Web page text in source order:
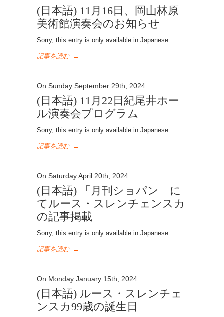
(日本語) 11月16日、岡山林原
美術館演奏会のお知らせ
Sorry, this entry is only available in Japanese.
記事を読む →
On Sunday September 29th, 2024
(日本語) 11月22日紀尾井ホー
ル演奏会プログラム
Sorry, this entry is only available in Japanese.
記事を読む →
On Saturday April 20th, 2024
(日本語) 「月刊ショパン」に
てルース・スレンチェンスカ
の記事掲載
Sorry, this entry is only available in Japanese.
記事を読む →
On Monday January 15th, 2024
(日本語) ルース・スレンチェ
ンスカ99歳の誕生日